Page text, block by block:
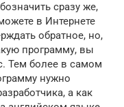
сразу же,
в Интернете
обратное, но,
программу, вы
Тем более в самом
нужно
а как